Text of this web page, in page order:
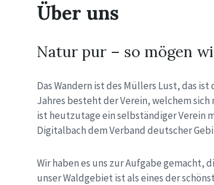
Über uns
Natur pur – so mögen
Das Wandern ist des Müllers Lust, das
Jahres besteht der Verein, welchem
ist heutzutage ein selbständiger Verein
Digitalbach dem Verband deutscher
Wir haben es uns zur Aufgabe gemacht,
unser Waldgebiet ist als eines der